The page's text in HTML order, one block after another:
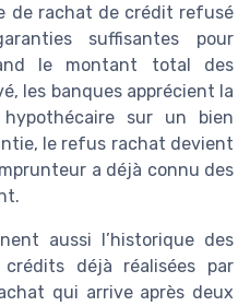
de rachat de crédit refusé
suffisantes pour
le montant total des
les banques apprécient la
hypothécaire sur un bien
le refus rachat devient
a déjà connu des
aussi l’historique des
déjà réalisées par
qui arrive après deux